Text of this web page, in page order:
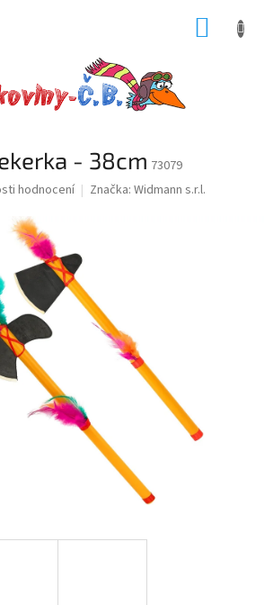
- 38cm 73079
hodnocení Značka: Widmann s.r.l.